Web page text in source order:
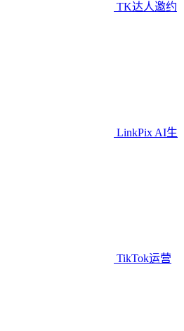
TK达人邀约
LinkPix AI生
TikTok运营